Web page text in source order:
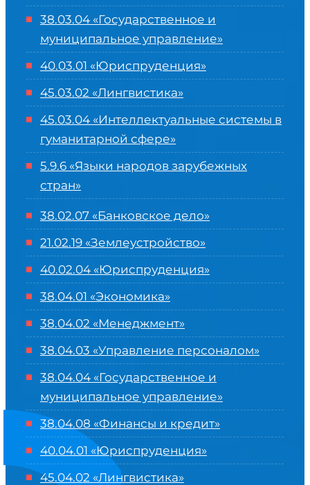
38.03.04 «Государственное и
муниципальное управление»
40.03.01 «Юриспруденция»
45.03.02 «Лингвистика»
45.03.04 «Интеллектуальные системы в
гуманитарной сфере»
5.9.6 «Языки народов зарубежных
стран»
38.02.07 «Банковское дело»
21.02.19 «Землеустройство»
40.02.04 «Юриспруденция»
38.04.01 «Экономика»
38.04.02 «Менеджмент»
38.04.03 «Управление персоналом»
38.04.04 «Государственное и
муниципальное управление»
38.04.08 «Финансы и кредит»
40.04.01 «Юриспруденция»
45.04.02 «Лингвистика»